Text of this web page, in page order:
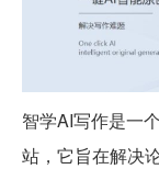
智学AI写作是一
站，它旨在解决